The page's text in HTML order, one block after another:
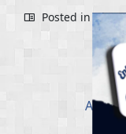
Posted inDicas
Anjos